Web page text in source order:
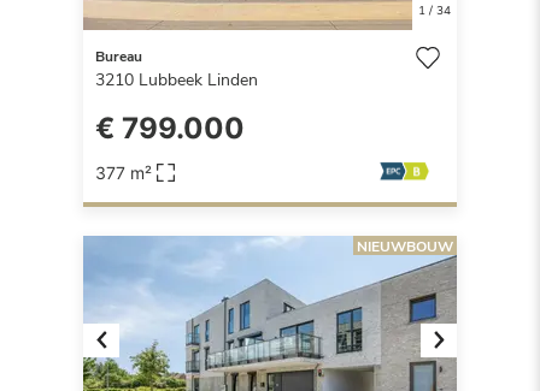
1/ 34
Bureau
3210 Lubbeek Linden
€ 799.000
377 m²
Previous Next
NIEUWBOUW